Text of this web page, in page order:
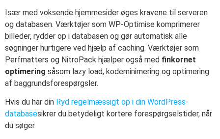
Især med voksende hjemmesider øges kravene til serveren
og databasen. Værktøjer som WP-Optimise komprimerer
billeder, rydder op i databasen og gør automatisk alle
søgninger hurtigere ved hjælp af caching. Værktøjer som
Perfmatters og NitroPack hjælper også med finkornet
optimering såsom lazy load, kodeminimering og optimering
af baggrundsforespørgsler.
Hvis du har din Ryd regelmæssigt op i din WordPress-
databasesikrer du betydeligt kortere forespørgselstider, når
du søger.